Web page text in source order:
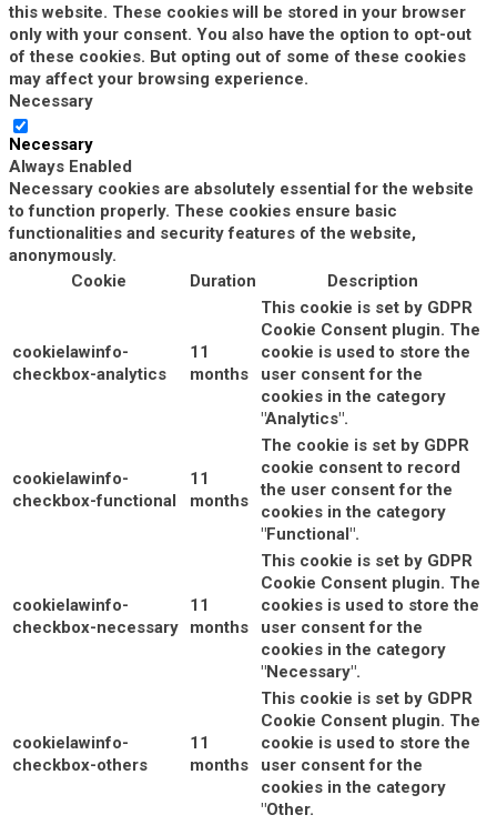
this website. These cookies will be stored in your browser
only with your consent. You also have the option to opt-out
of these cookies. But opting out of some of these cookies
may affect your browsing experience.
Necessary
Necessary
Always Enabled
Necessary cookies are absolutely essential for the website
to function properly. These cookies ensure basic
functionalities and security features of the website,
anonymously.
Cookie
Duration Description
cookielawinfo-
checkbox-analytics
11
months
This cookie is set by GDPR
Cookie Consent plugin. The
cookie is used to store the
user consent for the
cookies in the category
"Analytics".
cookielawinfo-
checkbox-functional
11
months
The cookie is set by GDPR
cookie consent to record
the user consent for the
cookies in the category
"Functional".
cookielawinfo-
checkbox-necessary
11
months
This cookie is set by GDPR
Cookie Consent plugin. The
cookies is used to store the
user consent for the
cookies in the category
"Necessary".
cookielawinfo-
checkbox-others
11
months
This cookie is set by GDPR
Cookie Consent plugin. The
cookie is used to store the
user consent for the
cookies in the category
"Other.